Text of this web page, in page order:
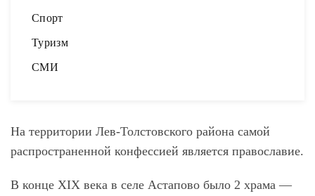
На территории Лев-Толстовского района самой
распространенной конфессией является православие.
В конце XIX века в селе Астапово было 2 храма —
Спорт
Туризм
СМИ